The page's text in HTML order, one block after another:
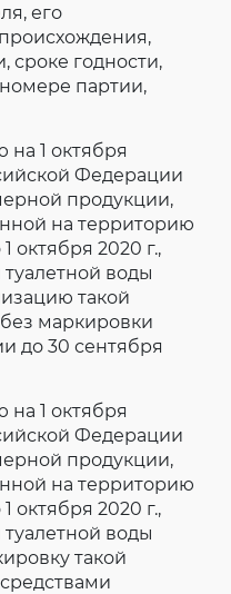
его
сроке годности,
партии,
1 октября
Федерации
продукции,
на территорию
октября 2020 г.,
воды
такой
маркировки
до 30 сентября
1 октября
Федерации
продукции,
на территорию
октября 2020 г.,
воды
такой